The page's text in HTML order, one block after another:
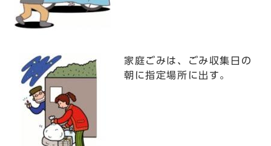
家庭ごみは、ごみ収集日の
朝に指定場所に出す。